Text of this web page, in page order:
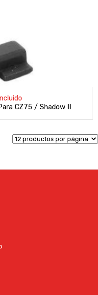
CZ75 / Shadow II